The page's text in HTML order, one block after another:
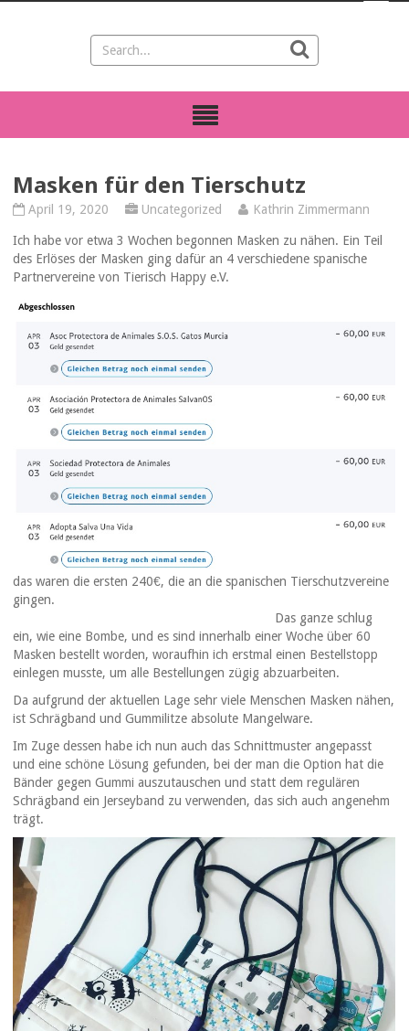
Masken für den Tierschutz
April 19, 2020 Uncategorized Kathrin Zimmermann
Ich habe vor etwa 3 Wochen begonnen Masken zu nähen. Ein Teil
des Erlöses der Masken ging dafür an 4 verschiedene spanische
Partnervereine von Tierisch Happy e.V.
das waren die ersten 240€, die an die spanischen Tierschutzvereine
gingen.
Das ganze schlug
ein, wie eine Bombe, und es sind innerhalb einer Woche über 60
Masken bestellt worden, woraufhin ich erstmal einen Bestellstopp
einlegen musste, um alle Bestellungen zügig abzuarbeiten.
Da aufgrund der aktuellen Lage sehr viele Menschen Masken nähen,
ist Schrägband und Gummilitze absolute Mangelware.
Im Zuge dessen habe ich nun auch das Schnittmuster angepasst
und eine schöne Lösung gefunden, bei der man die Option hat die
Bänder gegen Gummi auszutauschen und statt dem regulären
Schrägband ein Jerseyband zu verwenden, das sich auch angenehm
trägt.